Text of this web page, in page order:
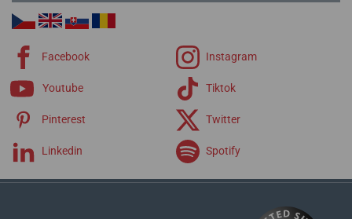
Facebook Instagram
Youtube Tiktok
Pinterest Twitter
Linkedin Spotify